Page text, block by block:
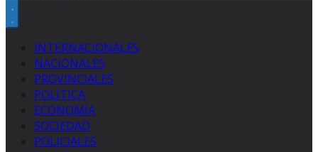
INTERNACIONALES
NACIONALES
PROVINCIALES
POLÍTICA
ECONOMÍA
SOCIEDAD
POLICIALES